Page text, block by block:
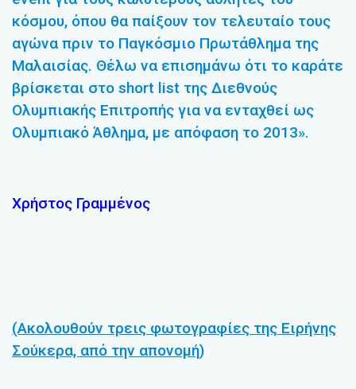
κόσμου, όπου θα παίξουν τον τελευταίο τους
αγώνα πριν το Παγκόσμιο Πρωτάθλημα της
Μαλαισίας. Θέλω να επισημάνω ότι το καράτε
βρίσκεται στο short list της Διεθνούς
Ολυμπιακής Επιτροπής για να ενταχθεί ως
Ολυμπιακό Άθλημα, με απόφαση το 2013».
Χρήστος Γραμμένος
(Ακολουθούν τρεις φωτογραφίες της Ειρήνης
Σούκερα, από την απονομή)